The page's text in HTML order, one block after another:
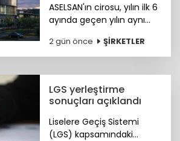
ASELSAN'ın cirosu, yılın ilk 6
ayında geçen yılın aynı
artışla 88,5 milyar liraya
ulaştı.
2 gün önce ŞİRKETLER
LGS yerleştirme
sonuçları açıklandı
Liselere Geçiş Sistemi
(LGS) kapsamındaki